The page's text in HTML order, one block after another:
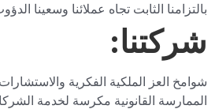
بالتزامنا الثابت تجاه عملائنا وسعينا
شركتنا:
شوامخ العز الملكية الفكرية
الممارسة القانونية مكرسة لخدمة